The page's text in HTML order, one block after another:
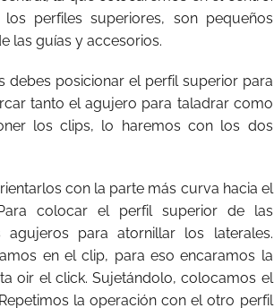
perfiles superiores, son pequeños
las guías y accesorios.
debes posicionar el perfil superior para
tanto el agujero para taladrar como
los clips, lo haremos con los dos
con la parte más curva hacia el
colocar el perfil superior de las
para atornillar los laterales.
en el clip, para eso encaramos la
oir el click. Sujetándolo, colocamos el
la operación con el otro perfil